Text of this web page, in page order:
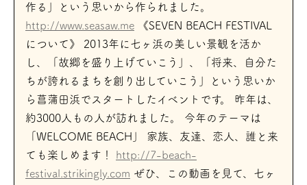
作る」という思いから作られました。
http://www.seasaw.me 《SEVEN BEACH FESTIVAL
について》 2013年に七ヶ浜の美しい景観を活か
し、「故郷を盛り上げていこう」、「将来、自分た
ちが誇れるまちを創り出していこう」という思いか
ら菖蒲田浜でスタートしたイベントです。 昨年は、
約3000人もの人が訪れました。 今年のテーマは
「WELCOME BEACH」 家族、友達、恋人、誰と来
ても楽しめます！
http://7-beach-
festival.strikingly.com ぜひ、この動画を見て、七ヶ